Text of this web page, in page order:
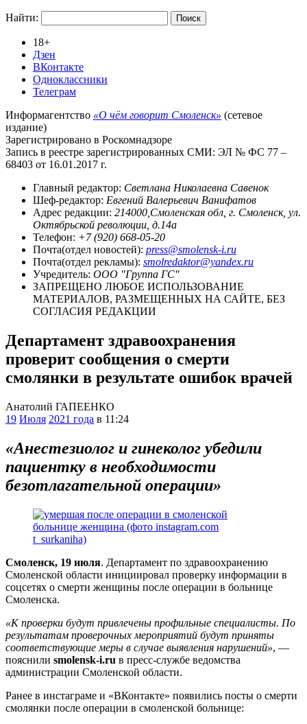
Найти:
18+
Дзен
ВКонтакте
Одноклассники
Телеграм
Информагентство «О чём говорит Смоленск» (сетевое
издание)
Зарегистрировано в Роскомнадзоре
Запись в реестре зарегистрированных СМИ: ЭЛ № ФС 77 –
68403 от 16.01.2017 г.
Главный редактор: Светлана Николаевна Савенок
Шеф-редактор: Евгений Валерьевич Ванифатов
Адрес редакции: 214000,Смоленская обл, г. Смоленск, ул.
Октябрьской революции, д.14а
Телефон: +7 (920) 668-05-20
Почта(отдел новостей): press@smolensk-i.ru
Почта(отдел рекламы): smolredaktor@yandex.ru
Учредитель: ООО "Группа ГС"
ЗАПРЕЩЕНО ЛЮБОЕ ИСПОЛЬЗОВАНИЕ
МАТЕРИАЛОВ, РАЗМЕЩЕННЫХ НА САЙТЕ, БЕЗ
СОГЛАСИЯ РЕДАКЦИИ
Департамент здравоохранения
проверит сообщения о смерти
смолянки в результате ошибок врачей
Анатолий ГАПЕЕНКО
19 Июля 2021 года в 11:24
«Анестезиолог и гинеколог убедили
пациентку в необходимости
безотлагательной операции»
Смоленск, 19 июля. Департамент по здравоохранению
Смоленской области инициировал проверку информации в
соцсетях о смерти женщины после операции в больнице
Смоленска.
«К проверки будут привлечены профильные специалисты. По
результатам проверочных мероприятий будут приняты
соответствующие меры в случае выявления нарушений», —
пояснили smolensk-i.ru в пресс-службе ведомства
администрации Смоленской области.
Ранее в инстаграме и «ВКонтакте» появились посты о смерти
смолянки после операции в смоленской больнице: